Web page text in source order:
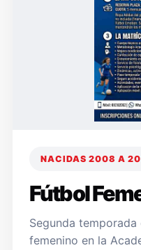
NACIDAS 2008 A
Fútbol
Segunda
femenino en la